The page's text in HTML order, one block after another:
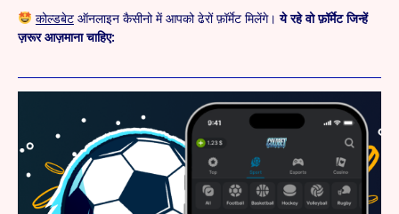
कोल्डबेटऑनलाइन कैसीनो में आपको ढेरों फ़ॉर्मेट मिलेंगे।ये रहे वो फ़ॉर्मेट जिन्हें
ज़रूर आज़माना चाहिए: